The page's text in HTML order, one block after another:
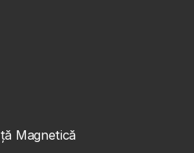
Magnetică